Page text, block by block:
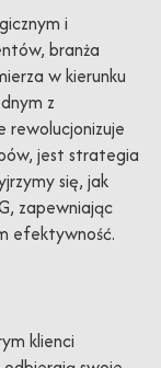
i
branża
w kierunku
z
rewolucjonizuje
jest strategia
się, jak
zapewniając
efektywność.
klienci